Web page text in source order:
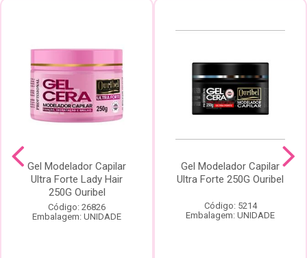
Gel Modelador Capilar
Ultra Forte Lady Hair
250G Ouribel
Código: 26826
Embalagem: UNIDADE
Gel Modelador Capilar
Ultra Forte 250G Ouribel
Código: 5214
Embalagem: UNIDADE